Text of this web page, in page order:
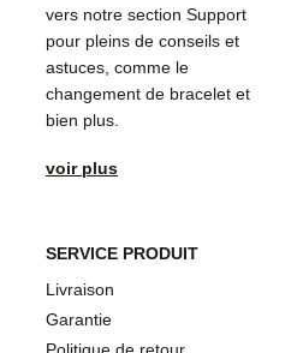
vers notre section Support
pour pleins de conseils et
astuces, comme le
changement de bracelet et
bien plus.
voir plus
SERVICE PRODUIT
Livraison
Garantie
Politique de retour